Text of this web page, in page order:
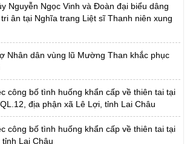
Nguyễn Ngọc Vinh và Đoàn đại biểu dâng
ân tại Nghĩa trang Liệt sĩ Thanh niên xung
Nhân dân vùng lũ Mường Than khắc phục
công bố tình huống khẩn cấp về thiên tai tại
địa phận xã Lê Lợi, tỉnh Lai Châu
công bố tình huống khẩn cấp về thiên tai tại
Lai Châu